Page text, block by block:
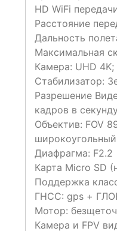
HD WiFi
Расстояние
Дальность
Максимальная
Камера: UHD 4K;
Стабилизатор:
Разрешение
кадров в
Объектив: FOV
широкоугольный
Диафрагма: F2.2
Карта Micro SD
Поддержка
ГНСС: gps +
Мотор:
Камера и FPV